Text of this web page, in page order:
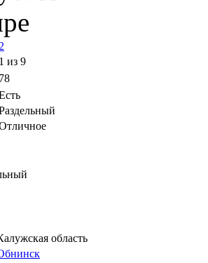
2
1 из 9
78
область